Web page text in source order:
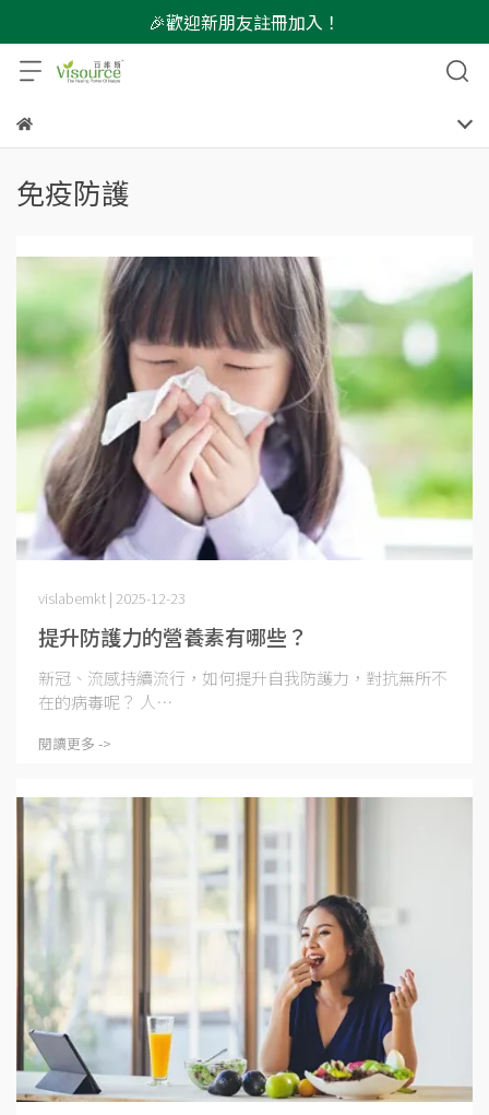
🎉歡迎新朋友註冊加入！
免疫防護
提升防護力的營養素有哪些？
vislabemkt | 2025-12-23
新冠、流感持續流行，如何提升自我防護力，對抗無所不
在的病毒呢？ 人⋯
閱讀更多 ->